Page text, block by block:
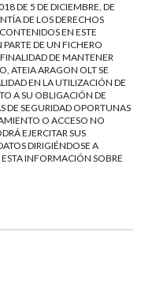
DE 5 DE DICIEMBRE, DE
DE LOS DERECHOS
EN ESTE
DE UN FICHERO
DE MANTENER
ATEIA ARAGON OLT SE
EN LA UTILIZACIÓN DE
A SU OBLIGACIÓN DE
DE SEGURIDAD OPORTUNAS
O ACCESO NO
EJERCITAR SUS
DIRIGIÉNDOSE A
INFORMACIÓN SOBRE